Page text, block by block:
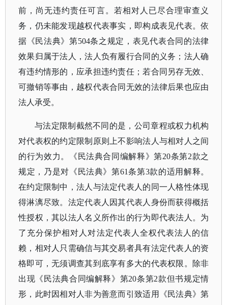
前，尚无违约责任可言。若相对人已尽合理审查义
务，仍未能发现越权代表事实，即构成表见代表。依
据《民法典》第504条之规定，表见代表合同的法律
效果归属于法人，法人负有履行合同的义务；法人确
有违约情形的，应承担违约责任；若合同另存无效、
可撤销等事由，越权代表合同无效的法律后果也应由
法人承受。
与法定限制截然不同的是，公司章程或权力机构
对代表权的约定限制原则上不影响法人与相对人之间
的行为效力。《民法典合同编解释》第20条第2款之
规定，乃是对《民法典》第61条第3款的适用解释。
在约定限制中，法人与法定代表人的同一人格性体现
得淋漓尽致。法定代表人因其代表人身份而获得概括
性授权，其以法人名义所作出的行为即代表法人。为
了充分保护相对人对法定代表人全权代表法人的信
赖，相对人只需确信与其交易者具有法定代表人的资
格即可，无须调查其到底享有多大的代表权限。除非
出现《民法典合同编解释》第20条第2款但书规定情
形，此时因相对人非为善意而引致适用《民法典》第